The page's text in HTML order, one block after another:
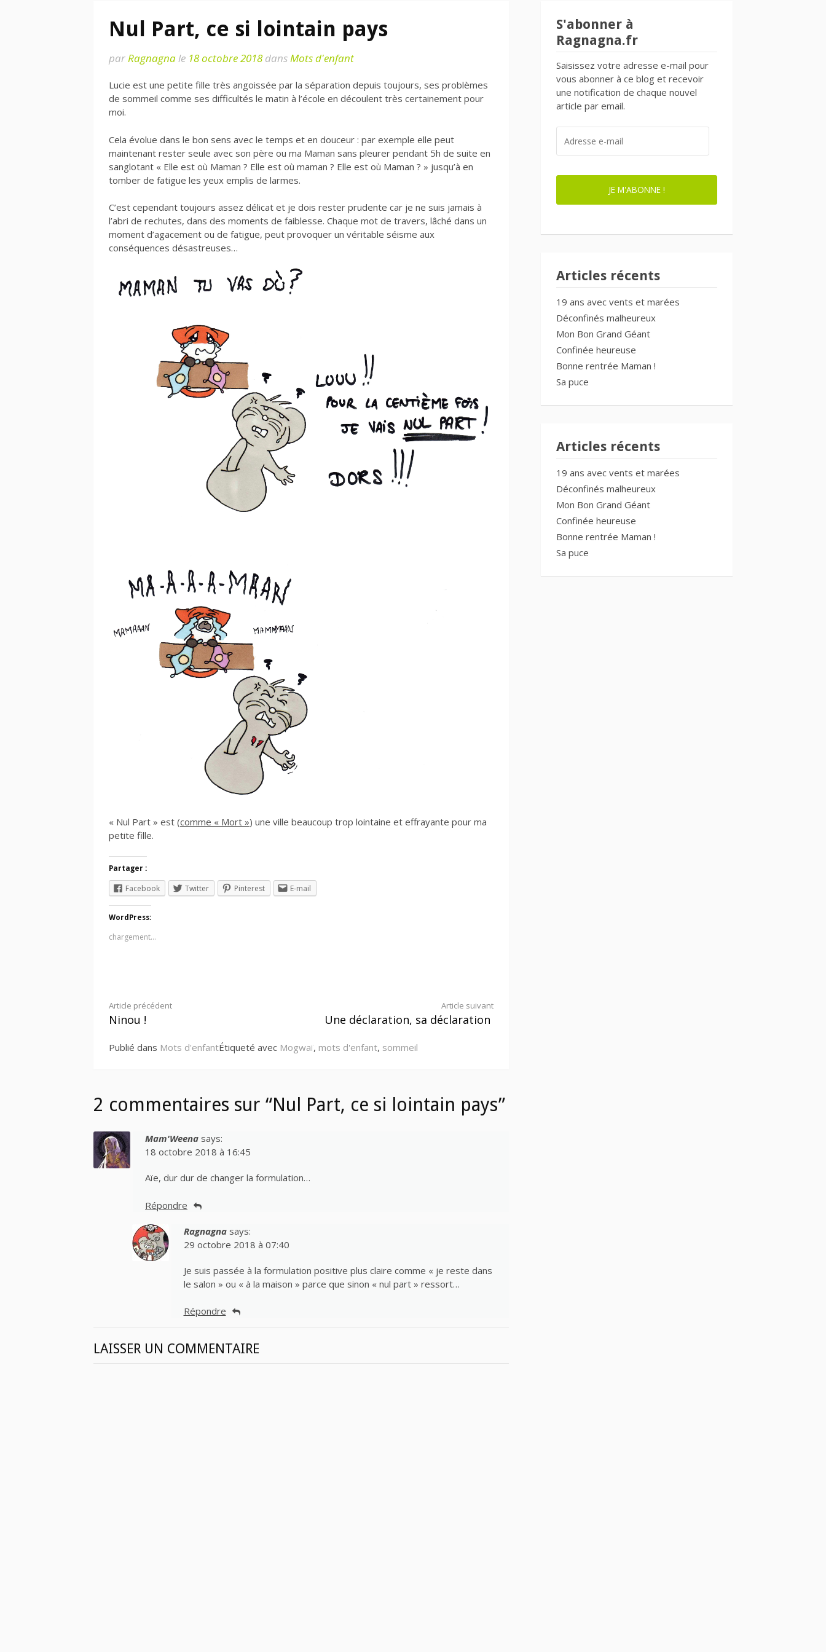
Nul Part, ce si lointain pays
parRagnagnale 18 octobre 2018dansMots d'enfant
Lucie est une petite fille très angoissée par la séparation depuis toujours, ses problèmes
de sommeil comme ses difficultés le matin à l’école en découlent très certainement pour
moi.
Cela évolue dans le bon sens avec le temps et en douceur : par exemple elle peut
maintenant rester seule avec son père ou ma Maman sans pleurer pendant 5h de suite en
sanglotant « Elle est où Maman ? Elle est où maman ? Elle est où Maman ? » jusqu’à en
tomber de fatigue les yeux emplis de larmes.
C’est cependant toujours assez délicat et je dois rester prudente car je ne suis jamais à
l’abri de rechutes, dans des moments de faiblesse. Chaque mot de travers, lâché dans un
moment d’agacement ou de fatigue, peut provoquer un véritable séisme aux
conséquences désastreuses…
« Nul Part » est (comme « Mort ») une ville beaucoup trop lointaine et effrayante pour ma
petite fille.
Partager :
Facebook Twitter Pinterest E-mail
WordPress:
chargement…
Lire
suite
Article précédent
Ninou !
Article suivant
Une déclaration, sa déclaration
Publié dans Mots d'enfantÉtiqueté avec Mogwaï, mots d'enfant, sommeil
2 commentaires sur “Nul Part, ce si lointain pays”
Mam'Weena says:
18 octobre 2018 à 16:45
Aïe, dur dur de changer la formulation…
Répondre
Ragnagna says:
29 octobre 2018 à 07:40
Je suis passée à la formulation positive plus claire comme « je reste dans
le salon » ou « à la maison » parce que sinon « nul part » ressort…
Répondre
LAISSER UN COMMENTAIRE
S'abonner à
Ragnagna.fr
Saisissez votre adresse e-mail pour
vous abonner à ce blog et recevoir
une notification de chaque nouvel
article par email.
MAIL
JE M'ABONNE !
Articles récents
19 ans avec vents et marées
Déconfinés malheureux
Mon Bon Grand Géant
Confinée heureuse
Bonne rentrée Maman !
Sa puce
Articles récents
19 ans avec vents et marées
Déconfinés malheureux
Mon Bon Grand Géant
Confinée heureuse
Bonne rentrée Maman !
Sa puce